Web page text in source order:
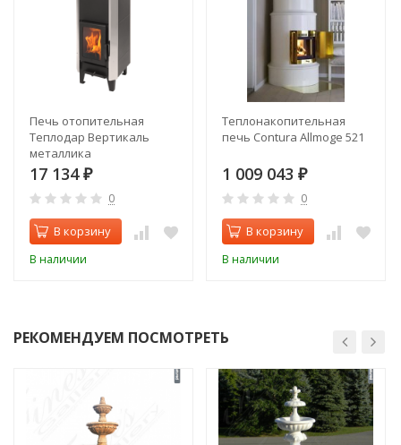
Печь отопительная
Теплодар Вертикаль
металлика
17 134 ₽
0
В корзину
В наличии
Теплонакопительная
печь Contura Allmoge 521
1 009 043 ₽
0
В корзину
В наличии
РЕКОМЕНДУЕМ ПОСМОТРЕТЬ